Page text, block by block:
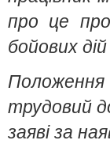
про це
бойових
трудовий
заяві за